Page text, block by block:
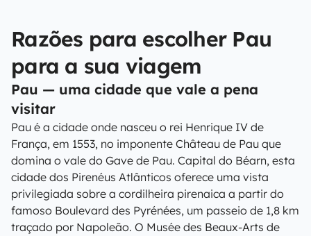
Razões para escolher Pau
para a sua viagem
Pau — uma cidade que vale a pena
visitar
Pau é a cidade onde nasceu o rei Henrique IV de
França, em 1553, no imponente Château de Pau que
domina o vale do Gave de Pau. Capital do Béarn, esta
cidade dos Pirenéus Atlânticos oferece uma vista
privilegiada sobre a cordilheira pirenaica a partir do
famoso Boulevard des Pyrénées, um passeio de 1,8 km
traçado por Napoleão. O Musée des Beaux-Arts de